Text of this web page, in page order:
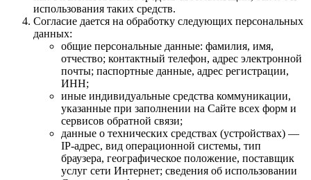
использования таких средств.
Согласие дается на обработку следующих персональных
данных:
общие персональные данные: фамилия, имя,
отчество; контактный телефон, адрес электронной
почты; паспортные данные, адрес регистрации,
ИНН;
иные индивидуальные средства коммуникации,
указанные при заполнении на Сайте всех форм и
сервисов обратной связи;
данные о технических средствах (устройствах) —
IP-адрес, вид операционной системы, тип
браузера, географическое положение, поставщик
услуг сети Интернет; сведения об использовании